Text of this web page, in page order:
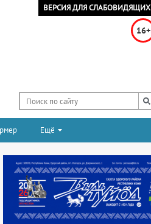
ВЕРСИЯ ДЛЯ СЛАБОВИДЯЩИХ
16+
Ещё